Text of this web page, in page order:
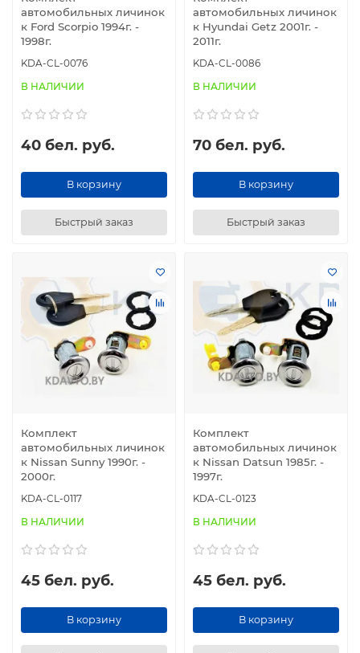
капота.
автомобильных личинок
к Ford Scorpio 1994г. -
1998г.
KDA-CL-0076
В НАЛИЧИИ
40 бел. руб.
В корзину
Быстрый заказ
автомобильных личинок
к Hyundai Getz 2001г. -
2011г.
KDA-CL-0086
В НАЛИЧИИ
70 бел. руб.
В корзину
Быстрый заказ
Комплект
автомобильных личинок
к Nissan Sunny 1990г. -
2000г.
KDA-CL-0117
В НАЛИЧИИ
45 бел. руб.
В корзину
Комплект
автомобильных личинок
к Nissan Datsun 1985г. -
1997г.
KDA-CL-0123
В НАЛИЧИИ
45 бел. руб.
В корзину